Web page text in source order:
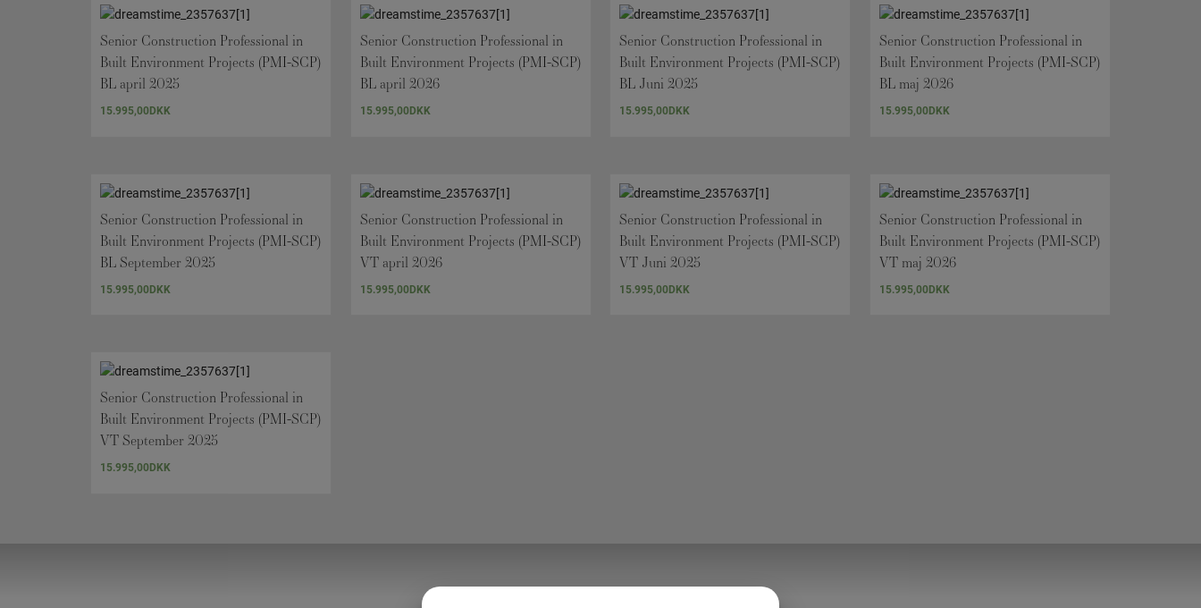
Senior Construction Professional in
Built Environment Projects (PMI-SCP)
BL april 2025
15.995,00DKK
Senior Construction Professional in
Built Environment Projects (PMI-SCP)
BL april 2026
15.995,00DKK
Senior Construction Professional in
Built Environment Projects (PMI-SCP)
BL Juni 2025
15.995,00DKK
Senior Construction Professional in
Built Environment Projects (PMI-SCP)
BL maj 2026
15.995,00DKK
Senior Construction Professional in
Built Environment Projects (PMI-SCP)
BL September 2025
15.995,00DKK
Senior Construction Professional in
Built Environment Projects (PMI-SCP)
VT april 2026
15.995,00DKK
Senior Construction Professional in
Built Environment Projects (PMI-SCP)
VT Juni 2025
15.995,00DKK
Senior Construction Professional in
Built Environment Projects (PMI-SCP)
VT maj 2026
15.995,00DKK
Senior Construction Professional in
Built Environment Projects (PMI-SCP)
VT September 2025
15.995,00DKK